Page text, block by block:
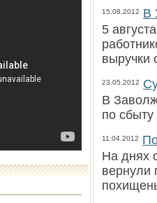
15.08.2012
В
5
выручки
23.05.2012
В
по
11.04.2012
На днях
вернули